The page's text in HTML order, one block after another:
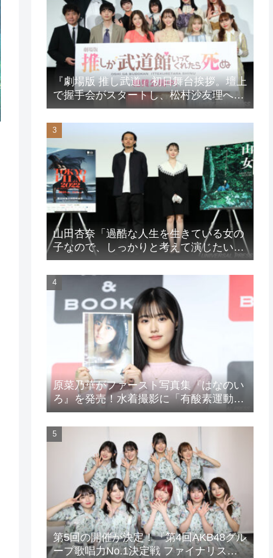
『劇場版 推し武道』初日舞台挨拶。壇上
で握手会がスタートし、松村沙友理への
想いをアピール！？
山田杏奈「過酷な人生を生きている女の
子なので、しっかりと考えて演じたいな
と」映画『山女』東京国際映画祭Q&A
原菜乃華がファースト写真集『はなのい
ろ』を発売！水着撮影に「有酸素運動と
筋トレを頑張りました」
第5回の開催が決定！『第4回AKB48グル
ープ歌唱力No.1決定戦 ファイナリスト